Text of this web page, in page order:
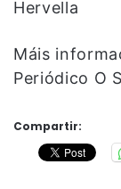
Hervella
Máis
Periódico O
Compartir: